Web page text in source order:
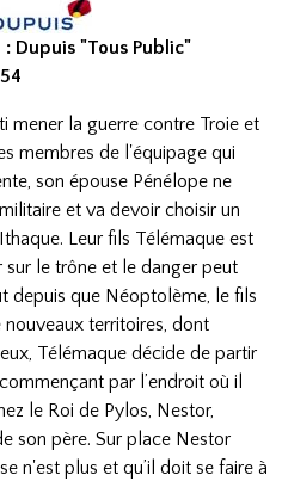
Dupuis "Tous Public"
mener la guerre contre Troie et
membres de l'équipage qui
son épouse Pénélope ne
et va devoir choisir un
Leur fils Télémaque est
le trône et le danger peut
depuis que Néoptolème, le fils
nouveaux territoires, dont
Télémaque décide de partir
par l’endroit où il
le Roi de Pylos, Nestor,
son père. Sur place Nestor
n'est plus et qu’il doit se faire à